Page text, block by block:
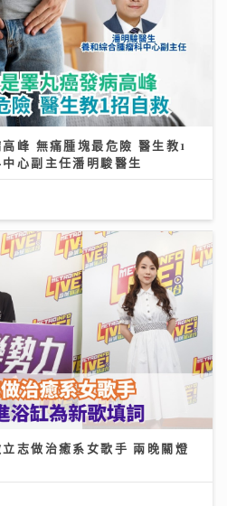
峰 無痛腫塊最危險 醫生教1
心副主任潘明駿醫生
立志做治癒系女歌手 兩晚關燈